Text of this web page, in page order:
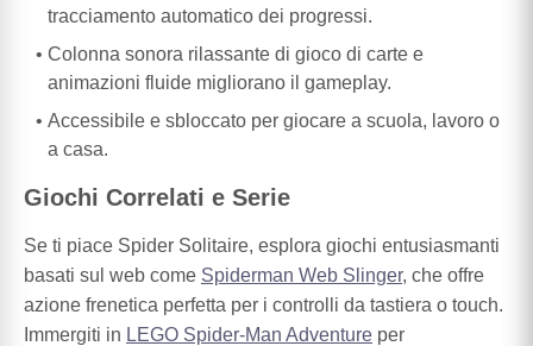
tracciamento automatico dei progressi.
Colonna sonora rilassante di gioco di carte e
animazioni fluide migliorano il gameplay.
Accessibile e sbloccato per giocare a scuola, lavoro o
a casa.
Giochi Correlati e Serie
Se ti piace Spider Solitaire, esplora giochi entusiasmanti
basati sul web come Spiderman Web Slinger, che offre
azione frenetica perfetta per i controlli da tastiera o touch.
Immergiti in LEGO Spider-Man Adventure per